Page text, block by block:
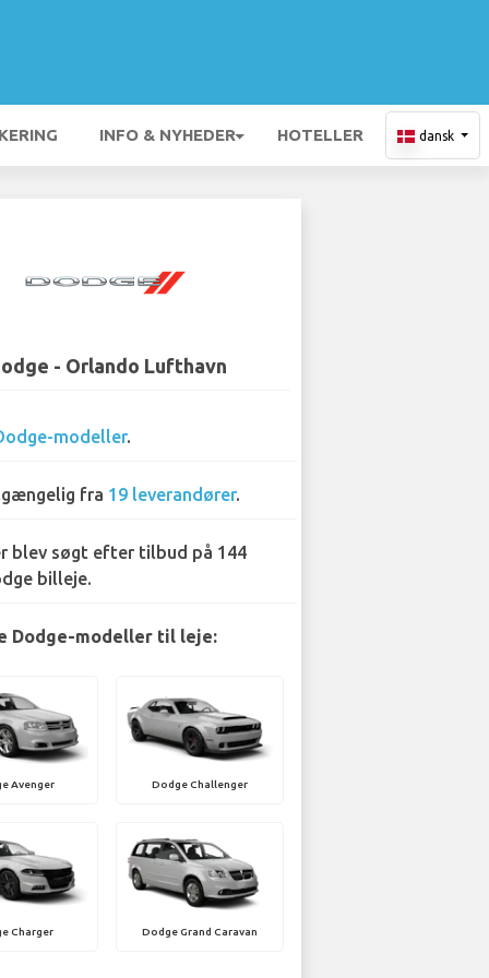
INFO & NYHEDER HOTELLER dansk
- Orlando Lufthavn
modeller.
fra 19 leverandører.
blev søgt efter tilbud på 144
billeje.
Dodge-modeller til leje:
Avenger Dodge Challenger
Charger Dodge Grand Caravan